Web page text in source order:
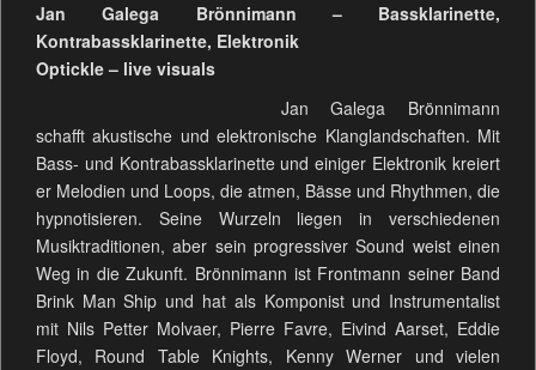
Jan Galega Brönnimann – Bassklarinette,
Kontrabassklarinette, Elektronik
Optickle – live visuals
Jan Galega Brönnimann
schafft akustische und elektronische Klanglandschaften. Mit
Bass- und Kontrabassklarinette und einiger Elektronik kreiert
er Melodien und Loops, die atmen, Bässe und Rhythmen, die
hypnotisieren. Seine Wurzeln liegen in verschiedenen
Musiktraditionen, aber sein progressiver Sound weist einen
Weg in die Zukunft. Brönnimann ist Frontmann seiner Band
Brink Man Ship und hat als Komponist und Instrumentalist
mit Nils Petter Molvaer, Pierre Favre, Eivind Aarset, Eddie
Floyd, Round Table Knights, Kenny Werner und vielen